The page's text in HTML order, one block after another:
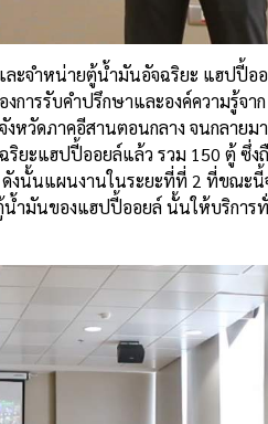
ะจำหน่ายตู้น้ำมันอัจฉริยะ แฮปปี้อ
ารรับคำปรึกษาและองค์ความรู้จา
หวัดภาคอีสานตอนกลาง จนกลายม
ะแฮปปี้ออยล์แล้ว รวม 150 ตู้ ซึ่ง
งนั้นแผนงานในระยะที่ที่ 2 ที่ขณะ
น้ำมันของแฮปปี้ออยล์ นั้นให้บริการ